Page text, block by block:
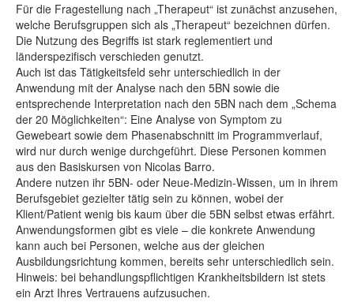
Für die Fragestellung nach „Therapeut“ ist zunächst anzusehen,
welche Berufsgruppen sich als „Therapeut“ bezeichnen dürfen.
Die Nutzung des Begriffs ist stark reglementiert und
länderspezifisch verschieden genutzt.
Auch ist das Tätigkeitsfeld sehr unterschiedlich in der
Anwendung mit der Analyse nach den 5BN sowie die
entsprechende Interpretation nach den 5BN nach dem „Schema
der 20 Möglichkeiten“: Eine Analyse von Symptom zu
Gewebeart sowie dem Phasenabschnitt im Programmverlauf,
wird nur durch wenige durchgeführt. Diese Personen kommen
aus den Basiskursen von Nicolas Barro.
Andere nutzen ihr 5BN- oder Neue-Medizin-Wissen, um in ihrem
Berufsgebiet gezielter tätig sein zu können, wobei der
Klient/Patient wenig bis kaum über die 5BN selbst etwas erfährt.
Anwendungsformen gibt es viele – die konkrete Anwendung
kann auch bei Personen, welche aus der gleichen
Ausbildungsrichtung kommen, bereits sehr unterschiedlich sein.
Hinweis: bei behandlungspflichtigen Krankheitsbildern ist stets
ein Arzt Ihres Vertrauens aufzusuchen.